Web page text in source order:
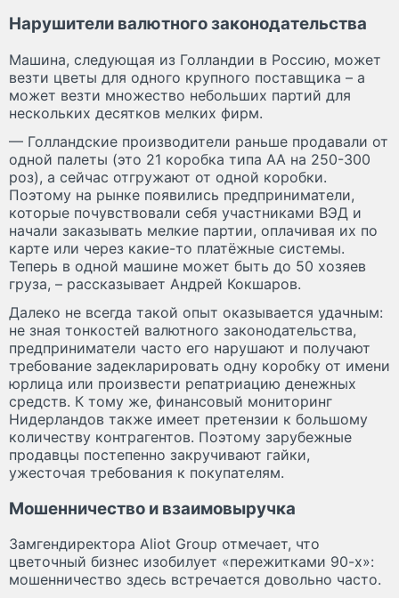
Нарушители валютного законодательства
Машина, следующая из Голландии в Россию, может
везти цветы для одного крупного поставщика – а
может везти множество небольших партий для
нескольких десятков мелких фирм.
— Голландские производители раньше продавали от
одной палеты (это 21 коробка типа АА на 250-300
роз), а сейчас отгружают от одной коробки.
Поэтому на рынке появились предприниматели,
которые почувствовали себя участниками ВЭД и
начали заказывать мелкие партии, оплачивая их по
карте или через какие-то платёжные системы.
Теперь в одной машине может быть до 50 хозяев
груза, – рассказывает Андрей Кокшаров.
Далеко не всегда такой опыт оказывается удачным:
не зная тонкостей валютного законодательства,
предприниматели часто его нарушают и получают
требование задекларировать одну коробку от имени
юрлица или произвести репатриацию денежных
средств. К тому же, финансовый мониторинг
Нидерландов также имеет претензии к большому
количеству контрагентов. Поэтому зарубежные
продавцы постепенно закручивают гайки,
ужесточая требования к покупателям.
Мошенничество и взаимовыручка
Замгендиректора Aliot Group отмечает, что
цветочный бизнес изобилует «пережитками 90-х»:
мошенничество здесь встречается довольно часто.